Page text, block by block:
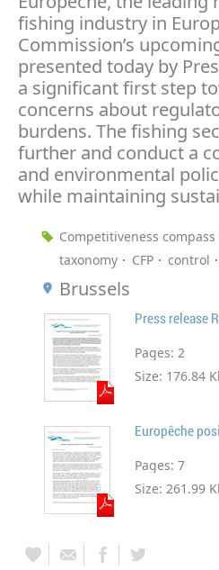
fishing industry in
Commission’s
presented today by
a significant first step
concerns about
burdens. The fishing
further and conduct a
and environmental
while maintaining
Competitiveness compass
taxonomy
CFP control
Brussels
Press release
Pages: 2
Size: 176.84
Europêche
Pages: 7
Size: 261.99